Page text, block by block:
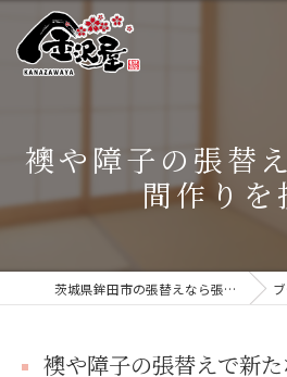
襖や障子の張替
間作りを
茨城県鉾田市の張替えなら張替本舗 金沢屋 大洗・鹿嶋店 ブログ
襖や障子の張替えで新